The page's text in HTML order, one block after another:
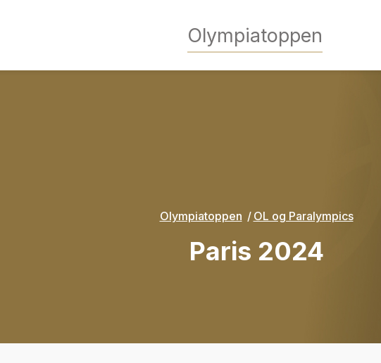
Olympiatoppen
Olympiatoppen OL og Paralympics
Paris 2024